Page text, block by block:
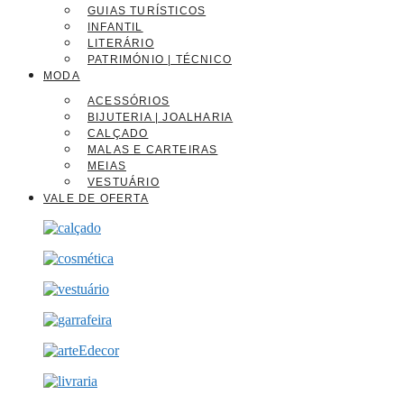
GUIAS TURÍSTICOS
INFANTIL
LITERÁRIO
PATRIMÓNIO | TÉCNICO
MODA
ACESSÓRIOS
BIJUTERIA | JOALHARIA
CALÇADO
MALAS E CARTEIRAS
MEIAS
VESTUÁRIO
VALE DE OFERTA